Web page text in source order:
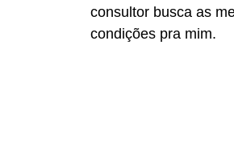
consultor busca as
condições pra mim.